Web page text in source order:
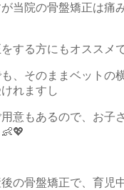
当院の骨盤矯正は痛
する方にもオススメ
、そのままベットの
れますし
意もあるので、お子
の骨盤矯正で、育児